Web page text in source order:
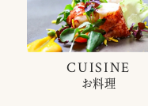
CUISINE
お料理